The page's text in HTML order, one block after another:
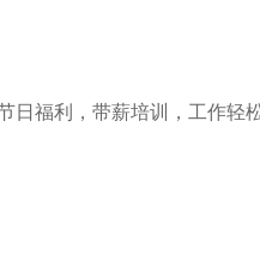
福利，带薪培训，工作轻松